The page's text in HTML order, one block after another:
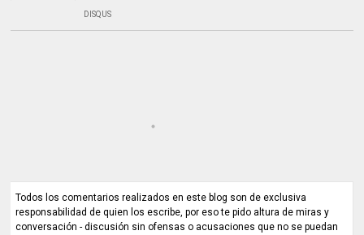
DISQUS
Todos los comentarios realizados en este blog son de exclusiva
responsabilidad de quien los escribe, por eso te pido altura de miras y
conversación - discusión sin ofensas o acusaciones que no se puedan